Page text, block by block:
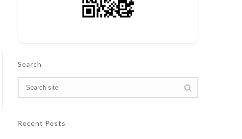
Search
Recent Posts